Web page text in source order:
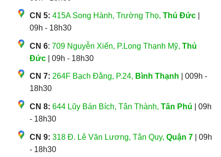
CN 5: 415A Song Hành, Trường Thọ, Thủ Đức
09h - 18h30
CN 6: 709 Nguyễn Xiển, P.Long Thạnh Mỹ, Thủ
Đức | 09h - 18h30
CN 7: 264F Bạch Đằng, P.24, Bình Thạnh | 009h -
18h30
CN 8: 644 Lũy Bán Bích, Tân Thành, Tân Phú | 09h
- 18h30
CN 9: 318 Đ. Lê Văn Lương, Tân Quy, Quận 7 | 09h
- 18h30